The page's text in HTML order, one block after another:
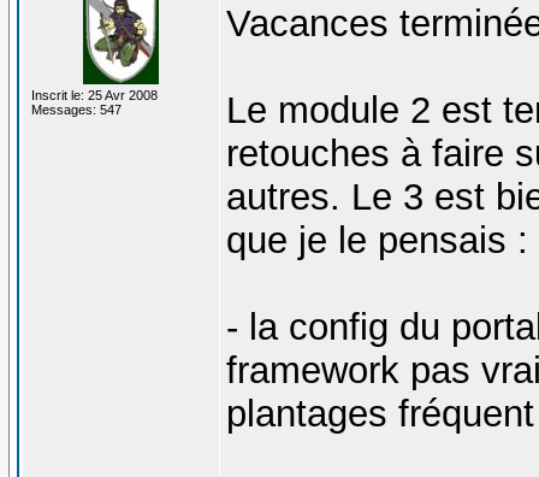
Inscrit le: 25 Avr 2008
Messages: 547
Vacances
Le module 2 est
retouches à faire
autres. Le 3 est
que je le pensais :
- la config du
framework pas
plantages